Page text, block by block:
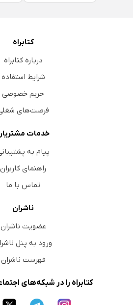
کتابراه
درباره کتابراه
شرایط استفاده
حریم خصوصی
فرصت‌های
خدمات
پیام به
راهنمای کاربران
تماس با ما
ناشران
عضویت ناشران
ورود به پنل
فهرست ناشران
کتابراه را در شبکه‌های